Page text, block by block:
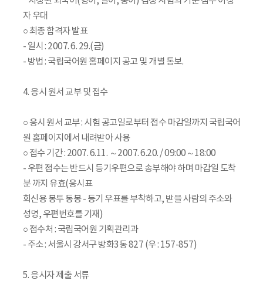
자 우대
○ 최종 합격자 발표
- 일시 : 2007. 6. 29.(금)
- 방법 : 국립국어원 홈페이지 공고 및 개별 통보.
4. 응시 원서 교부 및 접수
○ 응시 원서 교부 : 시험 공고일로부터 접수 마감일까지 국립국어
원 홈페이지에서 내려받아 사용
○ 접수 기간 : 2007. 6.11. ～2007. 6.20. / 09:00～18:00
- 우편 접수는 반드시 등기우편으로 송부해야 하며 마감일 도착
분 까지 유효(응시표
회신용 봉투 동봉 - 등기 우표를 부착하고, 받을 사람의 주소와
성명, 우편번호를 기재)
○ 접수처 : 국립국어원 기획관리과
- 주소 : 서울시 강서구 방화3동 827 (우 : 157-857)
5. 응시자 제출 서류